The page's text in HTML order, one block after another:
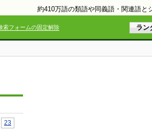
約410万語の類語や同義語・関連語と
索フォームの固定解除
23